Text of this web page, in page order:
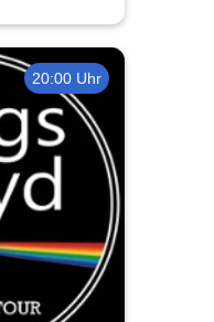
20:00 Uhr